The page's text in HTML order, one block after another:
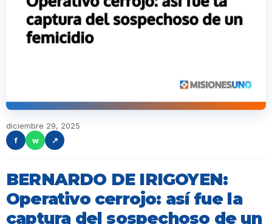
diciembre 29, 2025
f
w ↗
BERNARDO DE IRIGOYEN:
Operativo cerrojo: así fue la
captura del sospechoso de un